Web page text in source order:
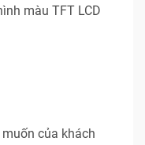
màu TFT LCD
của khách